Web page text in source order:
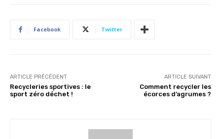
Facebook Twitter
ARTICLE PRÉCÉDENT
Recycleries sportives : le
sport zéro déchet !
ARTICLE SUIVANT
Comment recycler les
écorces d’agrumes ?